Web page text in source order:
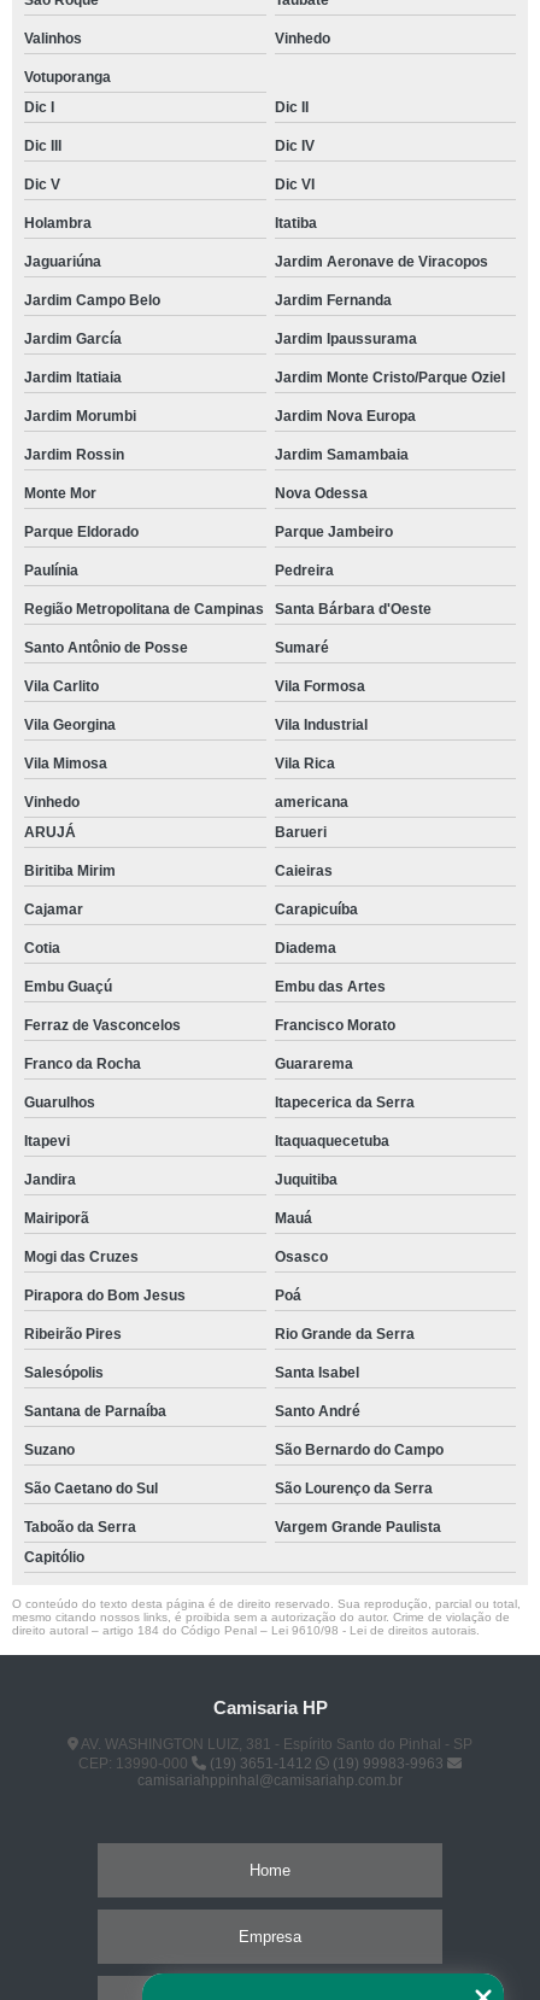
Valinhos Vinhedo
Votuporanga
Dic I
Dic II
Dic III Dic IV
Dic V Dic VI
Holambra Itatiba
Jaguariúna Jardim Aeronave de Viracopos
Jardim Campo Belo Jardim Fernanda
Jardim García Jardim Ipaussurama
Jardim Itatiaia Jardim Monte Cristo/Parque Oziel
Jardim Morumbi Jardim Nova Europa
Jardim Rossin Jardim Samambaia
Monte Mor Nova Odessa
Parque Eldorado Parque Jambeiro
Paulínia Pedreira
Região Metropolitana de Campinas Santa Bárbara d'Oeste
Santo Antônio de Posse Sumaré
Vila Carlito Vila Formosa
Vila Georgina Vila Industrial
Vila Mimosa Vila Rica
Vinhedo
americana
ARUJÁ
Barueri
Biritiba Mirim Caieiras
Cajamar Carapicuíba
Cotia Diadema
Embu Guaçú Embu das Artes
Ferraz de Vasconcelos Francisco Morato
Franco da Rocha Guararema
Guarulhos Itapecerica da Serra
Itapevi Itaquaquecetuba
Jandira Juquitiba
Mairiporã Mauá
Mogi das Cruzes Osasco
Pirapora do Bom Jesus Poá
Ribeirão Pires Rio Grande da Serra
Salesópolis Santa Isabel
Santana de Parnaíba Santo André
Suzano São Bernardo do Campo
São Caetano do Sul São Lourenço da Serra
Taboão da Serra
Vargem Grande Paulista
Capitólio
O conteúdo do texto desta página é de direito reservado. Sua reprodução, parcial ou total,
mesmo citando nossos links, é proibida sem a autorização do autor. Crime de violação de
direito autoral – artigo 184 do Código Penal – Lei 9610/98 - Lei de direitos autorais
Camisaria HP
AV. WASHINGTON LUIZ, 381 - Espírito Santo do Pinhal - SP
CEP: 13990-000
(19) 3651-1412
(19) 99983-9963
camisariahppinhal@camisariahp.com.br
Home
Empresa